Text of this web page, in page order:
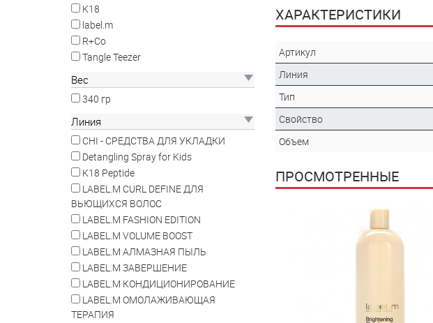
K18
label.m
R+Co
Tangle Teezer
Вес
340 гр
Линия
CHI - СРЕДСТВА ДЛЯ УКЛАДКИ
Detangling Spray for Kids
K18 Peptide
LABEL.M CURL DEFINE ДЛЯ
ВЬЮЩИХСЯ ВОЛОС
LABEL.M FASHION EDITION
LABEL.M VOLUME BOOST
LABEL.M АЛМАЗНАЯ ПЫЛЬ
LABEL.M ЗАВЕРШЕНИЕ
LABEL.M КОНДИЦИОНИРОВАНИЕ
LABEL.M ОМОЛАЖИВАЮЩАЯ
ТЕРАПИЯ
ХАРАКТЕРИСТИКИ
Артикул
Линия
Тип
Свойство
Объем
ПРОСМОТРЕННЫЕ